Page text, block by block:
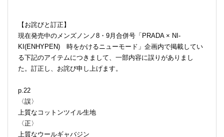
【お詫びと訂正】
現在発売中のメンズノンノ8・9月合併号「PRADA × NI-
KI(ENHYPEN) 時をかけるニューモード」企画内で掲載してい
る下記のアイテムにつきまして、一部内容に誤りがありまし
た。訂正し、お詫び申し上げます。
p.22
〈誤〉
上質なコットンツイル生地
〈正〉
上質なウールギャバジン